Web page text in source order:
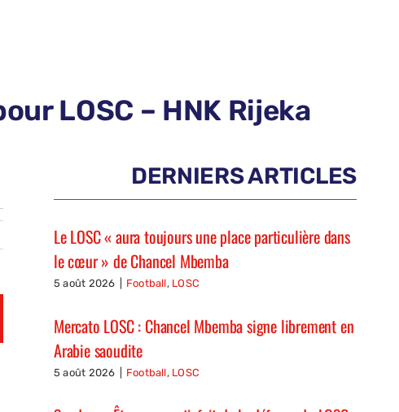
LOSC – HNK Rijeka
DERNIERS ARTICLES
Le LOSC « aura toujours une place particulière dans
le cœur » de Chancel Mbemba
5 août 2026 Football, LOSC
Mercato LOSC : Chancel Mbemba signe librement en
Arabie saoudite
5 août 2026 Football, LOSC